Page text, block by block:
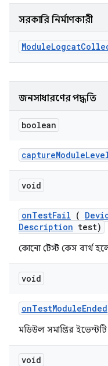
সরকারি নির্মাণকারী
ModuleLogcat
জনসাধারণের পদ্ধতি
boolean
captureModule
void
onTestFail (
Description test)
কোনো টেস্ট কেস ব্যর্থ
void
onTestModuleEnded
মডিউল সমাপ্তির
void